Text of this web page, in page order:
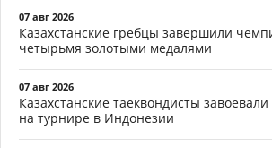
07 авг 2026
Казахстанские гребцы завершили
четырьмя золотыми медалями
07 авг 2026
Казахстанские таеквондисты
на турнире в Индонезии